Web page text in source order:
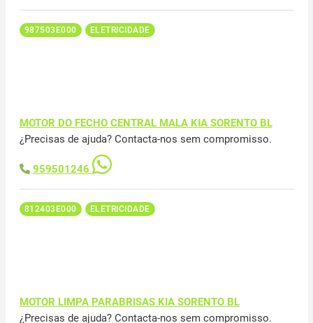
987503E000 ELETRICIDADE
MOTOR DO FECHO CENTRAL MALA KIA SORENTO BL
¿Precisas de ajuda? Contacta-nos sem compromisso.
959501246
812403E000 ELETRICIDADE
MOTOR LIMPA PARABRISAS KIA SORENTO BL
¿Precisas de ajuda? Contacta-nos sem compromisso.